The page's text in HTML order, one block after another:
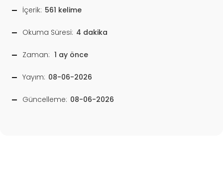
İçerik: 561 kelime
Okuma Süresi: 4 dakika
Zaman: 1 ay önce
Yayım: 08-06-2026
Güncelleme: 08-06-2026